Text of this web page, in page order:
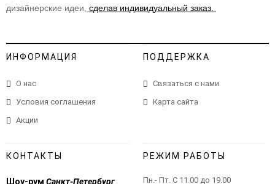
дизайнерские идеи, сделав индивидуальный заказ.
ИНФОРМАЦИЯ
О нас
Условия соглашения
Акции
ПОДДЕРЖКА
Связаться с нами
Карта сайта
КОНТАКТЫ
Шоу-рум Санкт-Петербург
РЕЖИМ РАБОТЫ
Пн.- Пт. С 11.00 до 19.00